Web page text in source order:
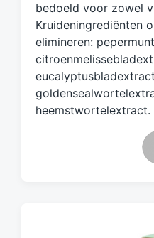
d
m
e
t
bedoeld voor zowel
Kruideningrediënten
elimineren:
heemstwortelextract.